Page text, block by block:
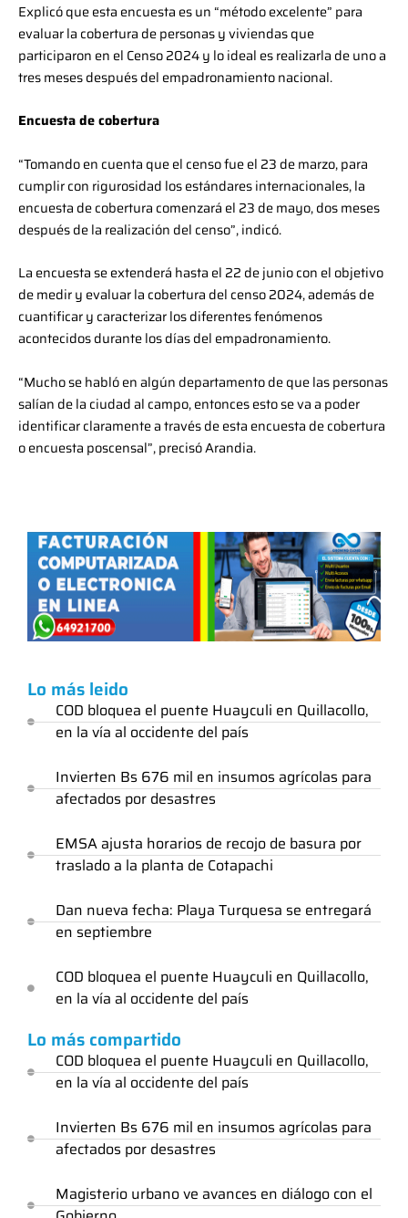
Explicó que esta encuesta es un “método excelente” para
evaluar la cobertura de personas y viviendas que
participaron en el Censo 2024 y lo ideal es realizarla de uno a
tres meses después del empadronamiento nacional.
Encuesta de cobertura
“Tomando en cuenta que el censo fue el 23 de marzo, para
cumplir con rigurosidad los estándares internacionales, la
encuesta de cobertura comenzará el 23 de mayo, dos meses
después de la realización del censo”, indicó.
La encuesta se extenderá hasta el 22 de junio con el objetivo
de medir y evaluar la cobertura del censo 2024, además de
cuantificar y caracterizar los diferentes fenómenos
acontecidos durante los días del empadronamiento.
“Mucho se habló en algún departamento de que las personas
salían de la ciudad al campo, entonces esto se va a poder
identificar claramente a través de esta encuesta de cobertura
o encuesta poscensal”, precisó Arandia.
Lo más leido
COD bloquea el puente Huayculi en Quillacollo,
en la vía al occidente del país
Invierten Bs 676 mil en insumos agrícolas para
afectados por desastres
EMSA ajusta horarios de recojo de basura por
traslado a la planta de Cotapachi
Dan nueva fecha: Playa Turquesa se entregará
en septiembre
COD bloquea el puente Huayculi en Quillacollo,
en la vía al occidente del país
Lo más compartido
COD bloquea el puente Huayculi en Quillacollo,
en la vía al occidente del país
Invierten Bs 676 mil en insumos agrícolas para
afectados por desastres
Magisterio urbano ve avances en diálogo con el